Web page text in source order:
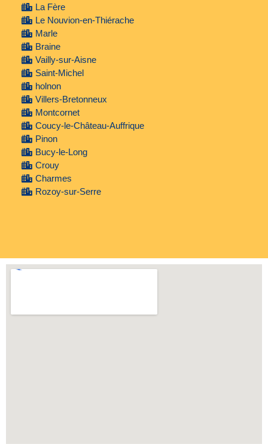
La Fère
Le Nouvion-en-Thiérache
Marle
Braine
Vailly-sur-Aisne
Saint-Michel
holnon
Villers-Bretonneux
Montcornet
Coucy-le-Château-Auffrique
Pinon
Bucy-le-Long
Crouy
Charmes
Rozoy-sur-Serre